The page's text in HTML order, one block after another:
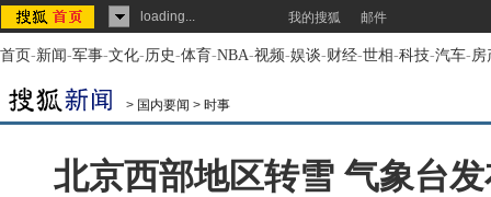
loading... 我的搜狐 邮件
首页-新闻-军事-文化-历史-体育-NBA-视频-娱谈-财经-世相-科技-汽车-房
> 国内要闻 > 时事
北京西部地区转雪 气象台